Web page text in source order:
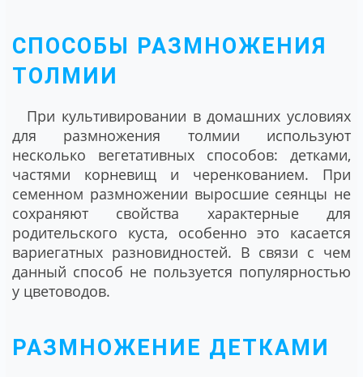
СПОСОБЫ РАЗМНОЖЕНИЯ
ТОЛМИИ
При культивировании в домашних условиях
для размножения толмии используют
несколько вегетативных способов: детками,
частями корневищ и черенкованием. При
семенном размножении выросшие сеянцы не
сохраняют свойства характерные для
родительского куста, особенно это касается
вариегатных разновидностей. В связи с чем
данный способ не пользуется популярностью
у цветоводов.
РАЗМНОЖЕНИЕ ДЕТКАМИ